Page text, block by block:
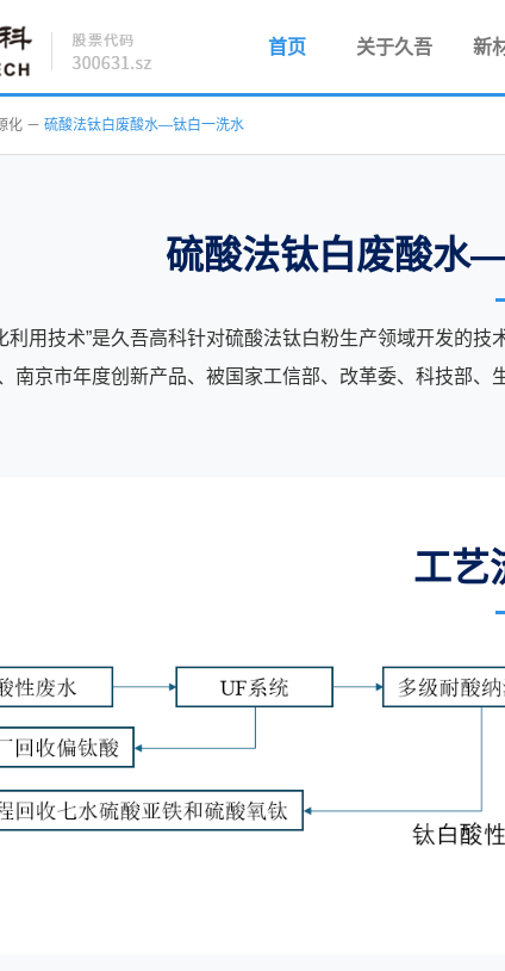
首页 关于久吾 新
化 － 硫酸法钛白废酸水—钛白一洗水
硫酸法钛白废酸水
利用技术”是久吾高科针对硫酸法钛白粉生产领域开发的
南京市年度创新产品、被国家工信部、改革委、科技部
工艺